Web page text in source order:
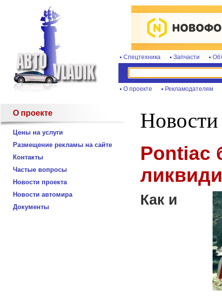
Спецтехника Запчасти
О проекте Рекламодателям
О проекте
Цены на услуги
Размещение рекламы на сайте
Контакты
Частые вопросы
Новости проекта
Новости автомира
Документы
Новости
Pontiac
Как и